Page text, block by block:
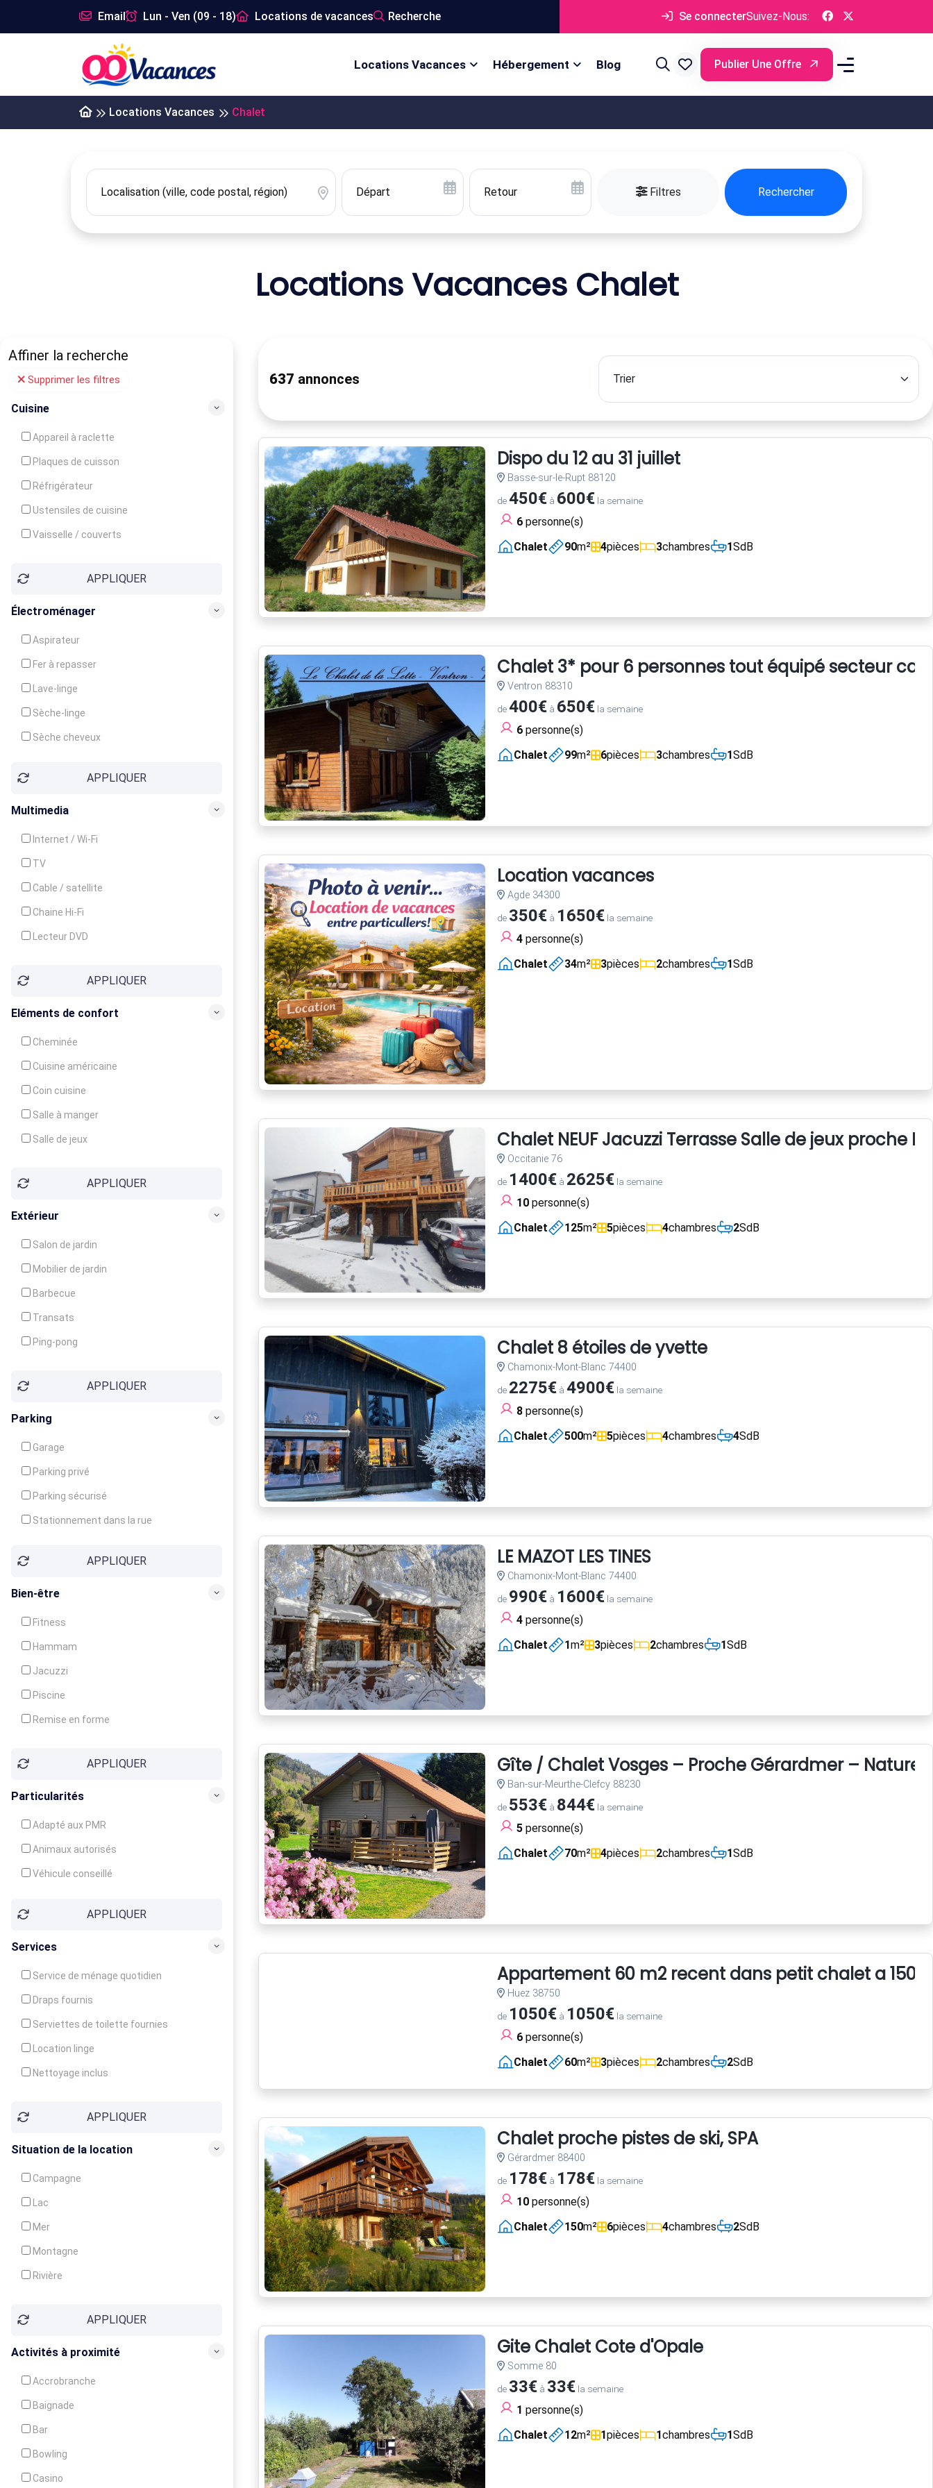
Email Lun - Ven (09 - 18) Locations de vacances Recherche Se connecterSuivez-Nous:
Locations Vacances Hébergement Blog Publier Une Offre
Locations Vacances Chalet
Filtres Rechercher
Locations Vacances Chalet
Affiner la recherche
Supprimer les filtres
Cuisine
Appareil à raclette
Plaques de cuisson
Réfrigérateur
Ustensiles de cuisine
Vaisselle / couverts
Congélateur
APPLIQUER
Électroménager
Aspirateur
Fer à repasser
Lave-linge
Sèche-linge
Sèche cheveux
APPLIQUER
Multimedia
Internet / Wi-Fi
TV
Cable / satellite
Chaine Hi-Fi
Lecteur DVD
APPLIQUER
Eléments de confort
Cheminée
Cuisine américaine
Coin cuisine
Salle à manger
Salle de jeux
Balcon / Terrasse
APPLIQUER
Extérieur
Salon de jardin
Mobilier de jardin
Barbecue
Transats
Ping-pong
Jeux d'enfantsAPPLIQUER
Parking
Garage
Parking privé
Parking sécurisé
Stationnement dans la rue
APPLIQUER
Bien-être
Fitness
Hammam
Jacuzzi
Piscine
Remise en forme
Soins du corpsAPPLIQUER
Particularités
Adapté aux PMR
Animaux autorisés
Véhicule conseillé
APPLIQUER
Services
Service de ménage quotidien
Draps fournis
Serviettes de toilette fournies
Location linge
Nettoyage inclus
Garde d'enfants
Crèche
APPLIQUER
Situation de la location
Campagne
Lac
Mer
Montagne
Rivière
APPLIQUER
Activités à proximité
Accrobranche
Baignade
Bar
Bowling
Casino
637 annonces
Dispo du 12 au 31 juillet
Basse-sur-le-Rupt 88120
de450€à 600€la semaine
6personne(s)
Chalet
90m² 4pièces 3chambres 1SdB
Chalet 3* pour 6 personnes tout équipé secteur
Ventron 88310
de400€à 650€la semaine
6personne(s)
Chalet
99m² 6pièces 3chambres 1SdB
Location vacances
Agde 34300
de 350€à 1650€la semaine
4personne(s)
Chalet
34m² 3pièces 2chambres 1SdB
Chalet NEUF Jacuzzi Terrasse Salle de jeux proche
Occitanie 76
de 1400€à 2625€la semaine
10personne(s)
Chalet
125m² 5pièces 4chambres 2SdB
Chalet 8 étoiles de yvette
Chamonix-Mont-Blanc 74400
de 2275€à 4900€la semaine
8personne(s)
Chalet
500m² 5pièces 4chambres 4SdB
LE MAZOT LES TINES
Chamonix-Mont-Blanc 74400
de 990€à 1600€la semaine
4personne(s)
Chalet
1m² 3pièces 2chambres 1SdB
Gîte / Chalet Vosges – Proche Gérardmer – Nature
Ban-sur-Meurthe-Clefcy 88230
de 553€à 844€la semaine
5personne(s)
Chalet
70m² 4pièces 2chambres 1SdB
Appartement 60 m2 recent dans petit chalet a 150
Huez 38750
de 1050€à 1050€la semaine
6personne(s)
Chalet
60m² 3pièces 2chambres 2SdB
Chalet proche pistes de ski, SPA
Gérardmer 88400
de 178€à 178€la semaine
10personne(s)
Chalet
150m² 6pièces 4chambres 2SdB
Gite Chalet Cote d'Opale
Somme 80
de 33€à 33€la semaine
1 personne(s)
Chalet
12m² 1pièces 1chambres 1SdB